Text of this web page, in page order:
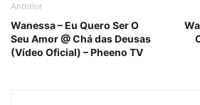
Anterior
Wanessa – Eu Quero Ser O
Seu Amor @ Chá das Deusas
(Vídeo Oficial) – Pheeno TV